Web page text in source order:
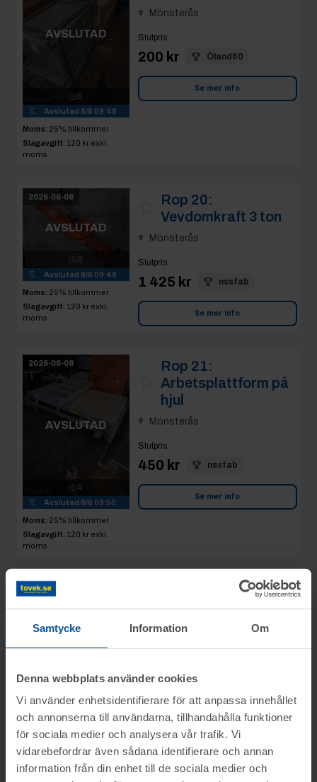
Samtycke Information Om
Denna webbplats använder cookies
Vi använder enhetsidentifierare för att anpassa innehållet
och annonserna till användarna, tillhandahålla funktioner
för sociala medier och analysera vår trafik. Vi
vidarebefordrar även sådana identifierare och annan
information från din enhet till de sociala medier och
AVSLUTAD
6
Avslutad 8/6 09:48
Moms: 25% tillkommer
Slagavgift: 120 kr exkl.
moms
Mönsterås
Slutpris:
200 kr Öland60
Se mer info
2026-06-08
AVSLUTAD
Avslutad 8/6 09:49
Moms: 25% tillkommer
Slagavgift: 120 kr exkl.
moms
Rop 20:
Vevdomkraft 3 ton
Mönsterås
Slutpris:
1 425 kr nssfab
Se mer info
2026-06-08
AVSLUTAD
4
Avslutad 8/6 09:50
Moms: 25% tillkommer
Slagavgift: 120 kr exkl.
moms
Rop 21:
Arbetsplattform på
hjul
Mönsterås
Slutpris:
450 kr nssfab
Se mer info
2026-06-08
AVSLUTAD
moms
Kabel till
husvagn
Mönsterås
150 kr
Se mer info